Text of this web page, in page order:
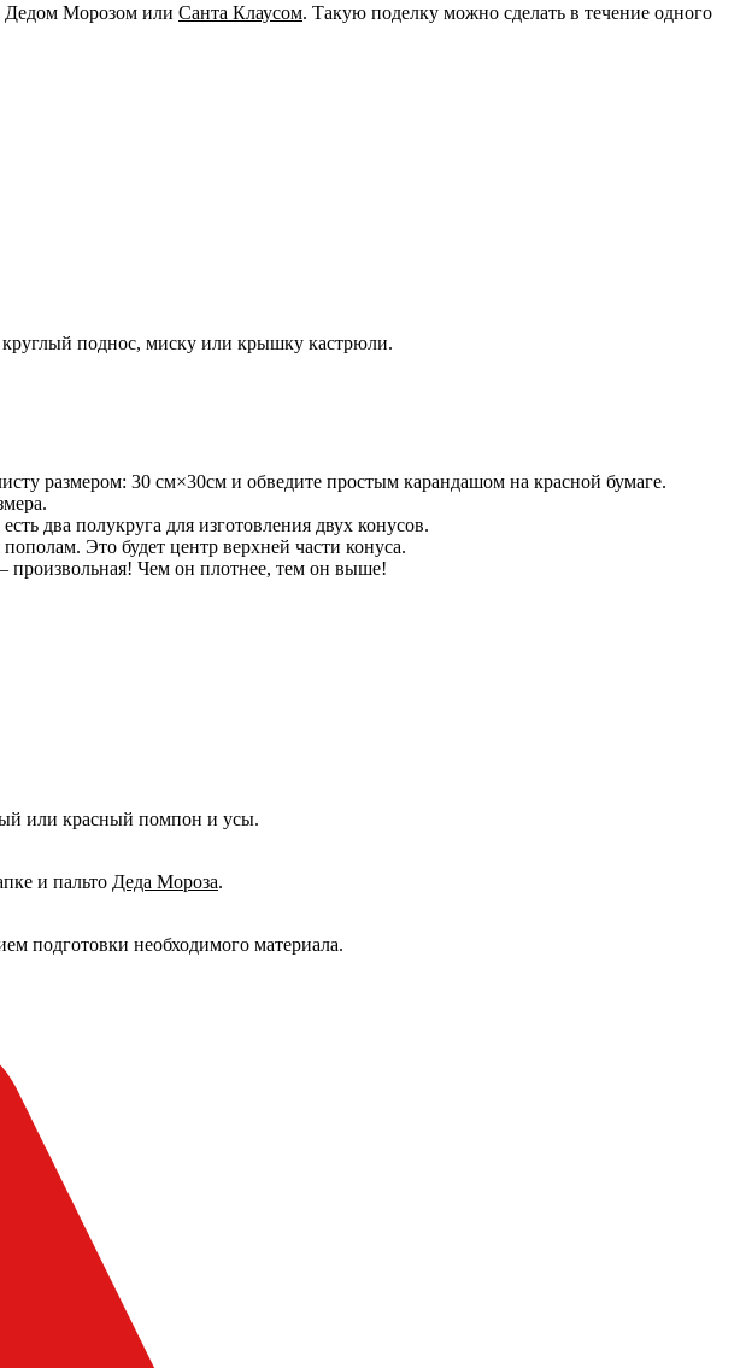
Дедом Морозом или Санта Клаусом. Такую поделку можно сделать в течение одного
поднос, миску или крышку кастрюли.
размером: 30 см×30см и обведите простым карандашом на красной бумаге.
два полукруга для изготовления двух конусов.
Это будет центр верхней части конуса.
произвольная! Чем он плотнее, тем он выше!
или красный помпон и усы.
и пальто Деда Мороза.
подготовки необходимого материала.